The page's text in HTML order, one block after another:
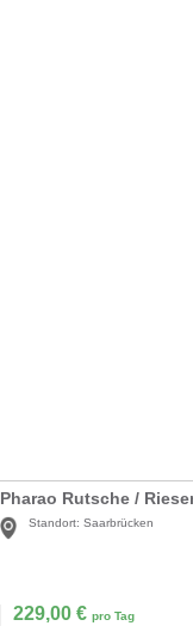
Standort: Saarbrücken
229,00 € pro Tag